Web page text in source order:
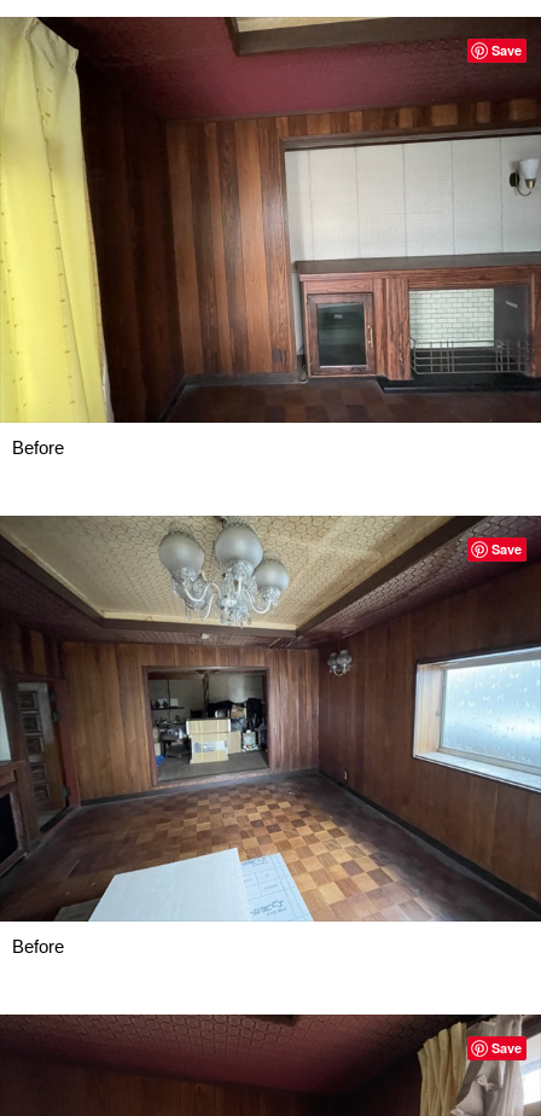
Before
Save
Before
Save
Save